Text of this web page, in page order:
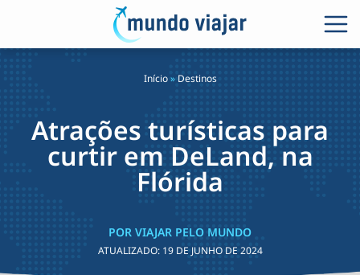
Início» Destinos
Atrações turísticas para
curtir em DeLand, na
Flórida
POR VIAJAR PELO MUNDO
ATUALIZADO: 19 DE JUNHO DE 2024